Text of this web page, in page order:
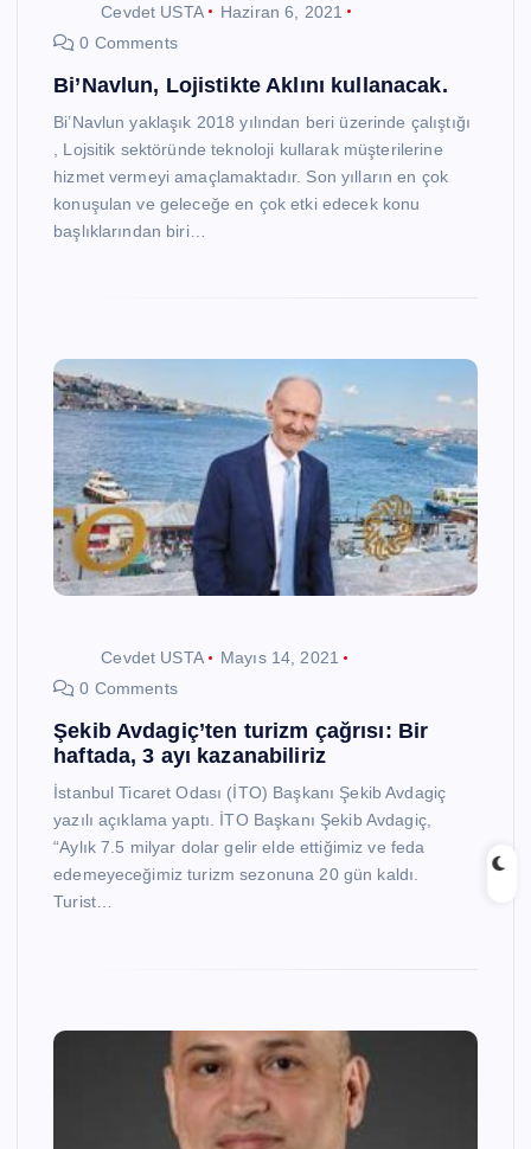
Cevdet USTA
Haziran 6, 2021
0 Comments
Bi’Navlun, Lojistikte Aklını kullanacak.
Bi’Navlun yaklaşık 2018 yılından beri üzerinde çalıştığı
, Lojsitik sektöründe teknoloji kullarak müşterilerine
hizmet vermeyi amaçlamaktadır. Son yılların en çok
konuşulan ve geleceğe en çok etki edecek konu
başlıklarından biri…
Cevdet USTA
Mayıs 14, 2021
0 Comments
Şekib Avdagiç’ten turizm çağrısı: Bir
haftada, 3 ayı kazanabiliriz
İstanbul Ticaret Odası (İTO) Başkanı Şekib Avdagiç
yazılı açıklama yaptı. İTO Başkanı Şekib Avdagiç,
“Aylık 7.5 milyar dolar gelir elde ettiğimiz ve feda
edemeyeceğimiz turizm sezonuna 20 gün kaldı.
Turist…